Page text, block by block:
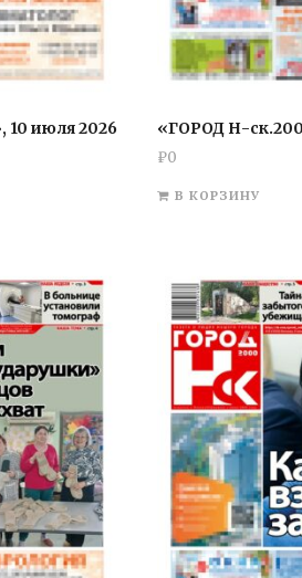
июля 2026 «ГОРОД Н-
₽0
В КОРЗИНУ